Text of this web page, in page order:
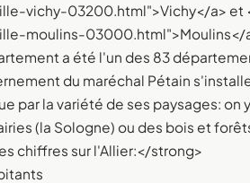
vichy-03200.html">Vichy</a> et
moulins-03000.html">Moulins</
a été l'un des 83
du maréchal Pétain
par la variété de ses paysages:
(la Sologne) ou des bois et
chiffres sur l'Allier:</strong>